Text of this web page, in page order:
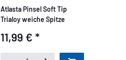
Atlasta Pinsel Soft Tip
Trialoy weiche Spitze
11,99 € *